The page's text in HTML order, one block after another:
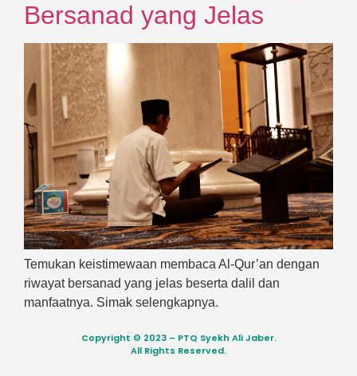
Bersanad yang Jelas
Temukan keistimewaan membaca Al-Qur’an dengan
riwayat bersanad yang jelas beserta dalil dan
manfaatnya. Simak selengkapnya.
Copyright © 2023 – PTQ Syekh Ali Jaber.
All Rights Reserved.